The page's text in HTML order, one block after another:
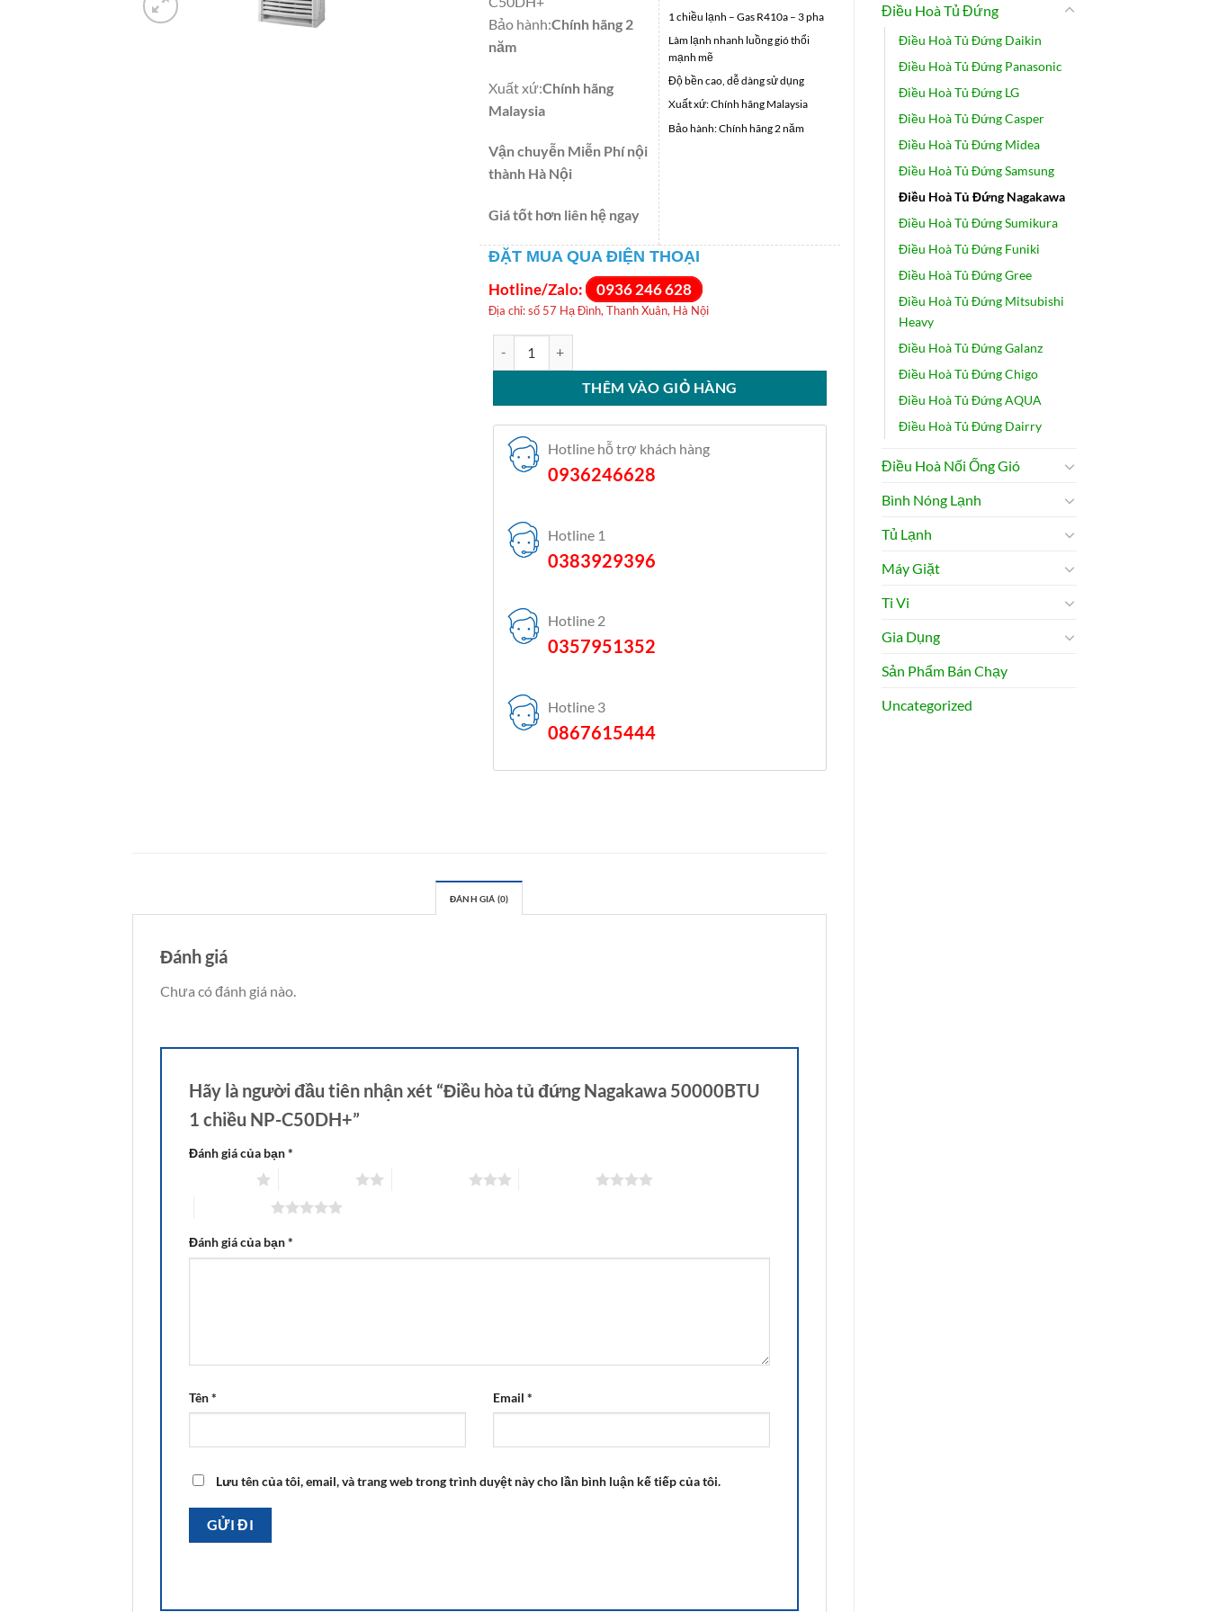
Điều Hoà Tủ Đứng
Điều Hoà Tủ Đứng Daikin
Điều Hoà Tủ Đứng Panasonic
Điều Hoà Tủ Đứng LG
Điều Hoà Tủ Đứng Casper
Điều Hoà Tủ Đứng Midea
Điều Hoà Tủ Đứng Samsung
Điều Hoà Tủ Đứng Nagakawa
Điều Hoà Tủ Đứng Sumikura
Điều Hoà Tủ Đứng Funiki
Điều Hoà Tủ Đứng Gree
Điều Hoà Tủ Đứng Mitsubishi
Heavy
Điều Hoà Tủ Đứng Galanz
Điều Hoà Tủ Đứng Chigo
Điều Hoà Tủ Đứng AQUA
Điều Hoà Tủ Đứng Dairry
Điều Hoà Nối Ống Gió
Bình Nóng Lạnh
Tủ Lạnh
Máy Giặt
Ti Vi
Gia Dụng
Sản Phẩm Bán Chạy
Uncategorized
Bảo hành:Chính hãng 2
năm
Xuất xứ:Chính hãng
Malaysia
Vận chuyễn Miễn Phí nội
thành Hà Nội
Giá tốt hơn liên hệ ngay
1 chiều lạnh – Gas R410a – 3 pha
Làm lạnh nhanh luồng gió thổi
mạnh mẽ
Độ bền cao, dễ dàng sử dụng
Xuất xứ: Chính hãng Malaysia
Bảo hành: Chính hãng 2 năm
ĐẶT MUA QUA ĐIỆN THOẠI
Hotline/Zalo: 0936 246 628
Địa chỉ: số 57 Hạ Đình, Thanh Xuân, Hà Nội
THÊM VÀO GIỎ HÀNG
Hotline hỗ trợ khách hàng
0936246628
Hotline 1
0383929396
Hotline 2
0357951352
Hotline 3
0867615444
ĐÁNH GIÁ (0)
Đánh giá
Chưa có đánh giá nào.
Hãy là người đầu tiên nhận xét “Điều hòa tủ đứng Nagakawa 50000BTU
1 chiều NP-C50DH+”
Đánh giá của bạn*
Đánh giá của bạn*
Tên* Email *
Lưu tên của tôi, email, và trang web trong trình duyệt này cho lần bình luận kế tiếp của tôi.